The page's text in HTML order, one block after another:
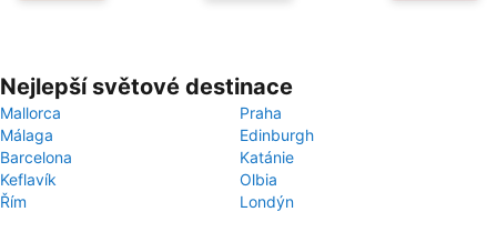
Nejlepší světové destinace
Mallorca
Praha
Málaga
Edinburgh
Barcelona
Katánie
Keflavík
Olbia
Řím
Londýn